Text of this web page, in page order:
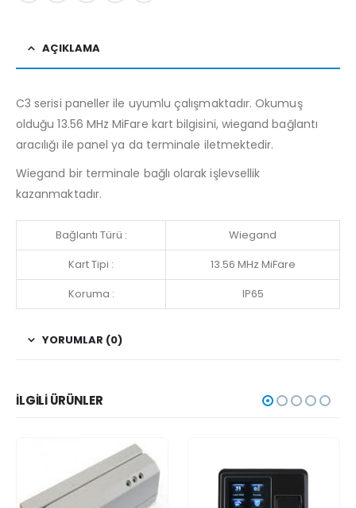
AÇIKLAMA
C3 serisi paneller ile uyumlu çalışmaktadır. Okumuş
olduğu 13.56 MHz MiFare kart bilgisini, wiegand bağlantı
aracılığı ile panel ya da terminale iletmektedir.
Wiegand bir terminale bağlı olarak işlevsellik
kazanmaktadır.
Bağlantı Türü :
Wiegand
Kart Tipi :
13.56 MHz MiFare
Koruma :
IP65
YORUMLAR (0)
İLGILI ÜRÜNLER